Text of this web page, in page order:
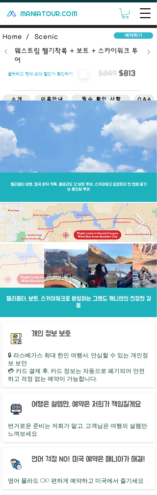
MANIATOUR.COM
Home / 예약하기
Scenic
웨스트림 헬기착륙 + 보트 + 스카이워크 투
어
클릭하고 현재 최대 할인가 확인하기 $849 $813
소개 이용안내 필수 확인 사항 Q&A
취소/환불
헬리콥터 비행, 협곡 바닥 착륙, 콜로라도 강 보트 투어, 스카이워크 입장까지 한 번에 즐기
는 올인원 투어
헬리콥터, 보트, 스카이워크로 완성하는 그랜드 캐니언의 진정한 감
동
개인 정보 보호
🔒 라스베가스 최대 한인 여행사, 안심할 수 있는 개인정
보 보안
💳 카드 결제 후, 카드 정보는 자동으로 폐기되어 안전
하고 걱정 없는 예약이 가능합니다.
여행은 설렘만, 예약은 저희가 책임질게요
번거로운 준비는 저희가 맡고, 고객님은 여행의 설렘만
느껴보세요
언어 걱정 NO! 미국 예약은 매니아가 해결!
영어 몰라도 OK! 편하게 예약하고 미국에서 즐기세요